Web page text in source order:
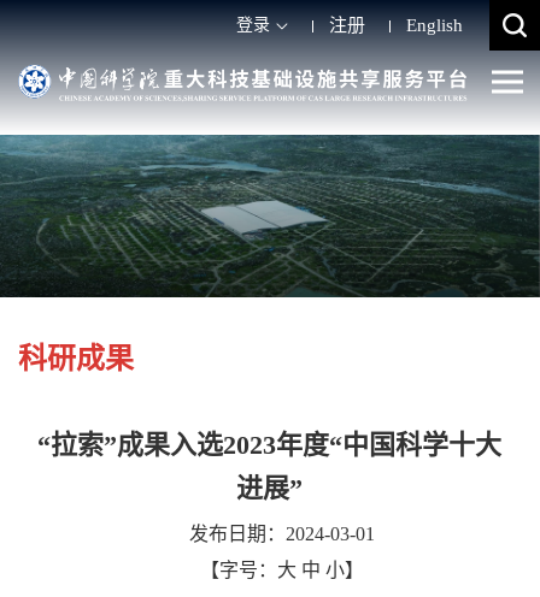
登录 注册 English
科研成果
“拉索”成果入选2023年度“中国科学十大
进展”
发布日期：2024-03-01
【字号： 大 中 小】